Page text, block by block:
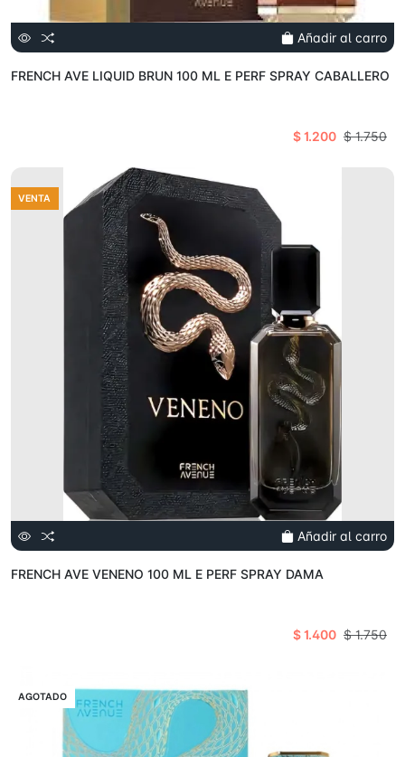
Añadir al carro
FRENCH AVE LIQUID BRUN 100 ML E PERF SPRAY CABALLERO
$ 1.200 $ 1.750
VENTA
Añadir al carro
FRENCH AVE VENENO 100 ML E PERF SPRAY DAMA
$ 1.400 $ 1.750
VENTA
AGOTADO